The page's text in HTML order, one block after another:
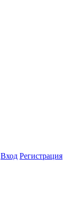
Вход Регистрация